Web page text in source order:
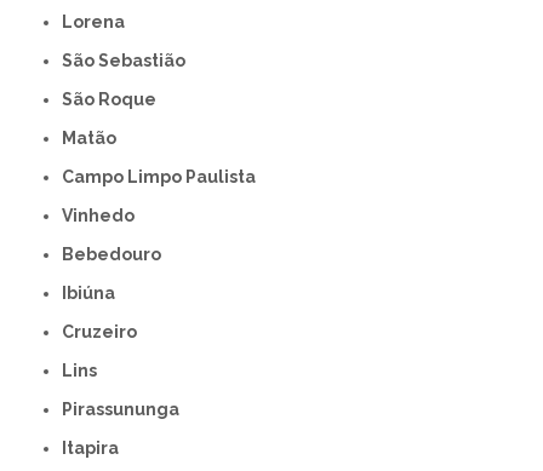
Lorena
São Sebastião
São Roque
Matão
Campo Limpo Paulista
Vinhedo
Bebedouro
Ibiúna
Cruzeiro
Lins
Pirassununga
Itapira